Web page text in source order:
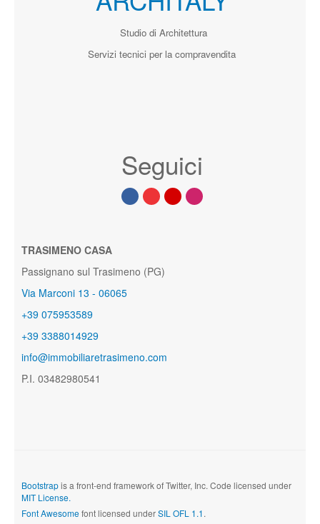
Studio di Architettura
Servizi tecnici per la compravendita
Seguici
TRASIMENO CASA
Passignano sul Trasimeno (PG)
Via Marconi 13 - 06065
+39 075953589
+39 3388014929
info@immobiliaretrasimeno.com
P.I. 03482980541
Bootstrapis a front-end framework of Twitter, Inc. Code licensed under
MIT License.
Font Awesomefont licensed underSIL OFL 1.1.